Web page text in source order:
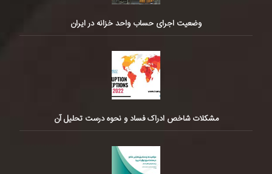
وضعیت اجرای حساب واحد خزانه در ایران
مشکلات شاخص ادراک فساد و نحوه درست تحلیل آن